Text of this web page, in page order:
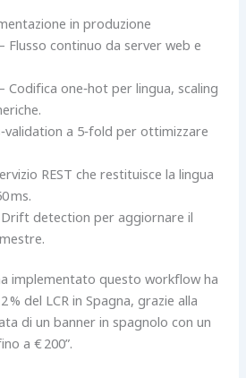
in produzione
Flusso continuo da server web e
Codifica one‑hot per lingua, scaling
a 5‑fold per ottimizzare
REST che restituisce la lingua
ms.
detection per aggiornare il
implementato questo workflow ha
% del LCR in Spagna, grazie alla
di un banner in spagnolo con un
a € 200”.